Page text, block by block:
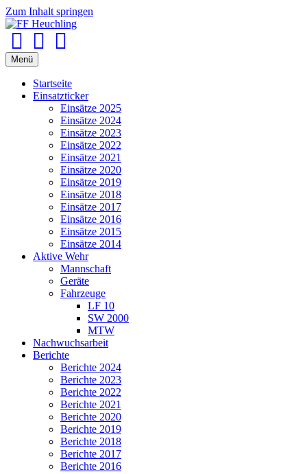
Zum Inhalt springen
Menü
Startseite
Einsatzticker
Einsätze 2025
Einsätze 2024
Einsätze 2023
Einsätze 2022
Einsätze 2021
Einsätze 2020
Einsätze 2019
Einsätze 2018
Einsätze 2017
Einsätze 2016
Einsätze 2015
Einsätze 2014
Aktive Wehr
Mannschaft
Geräte
Fahrzeuge
LF 10
SW 2000
MTW
Nachwuchsarbeit
Berichte
Berichte 2024
Berichte 2023
Berichte 2022
Berichte 2021
Berichte 2020
Berichte 2019
Berichte 2018
Berichte 2017
Berichte 2016